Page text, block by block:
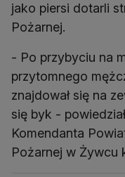
jako piersi dotarli
Pożarnej.
- Po przybyciu na
przytomnego
znajdował się na
się byk -
Komendanta
Pożarnej w Żywcu